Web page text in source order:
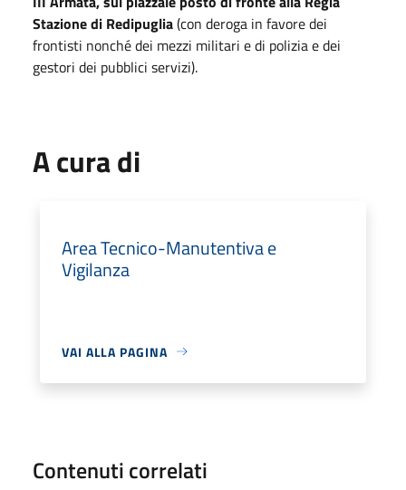
Stazione di Redipuglia(con deroga in favore dei
frontisti nonché dei mezzi militari e di polizia e dei
gestori dei pubblici servizi).
A cura di
Area Tecnico-Manutentiva e
Vigilanza
VAI ALLA PAGINA
Contenuti correlati